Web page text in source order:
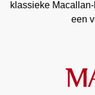
klassieke
een